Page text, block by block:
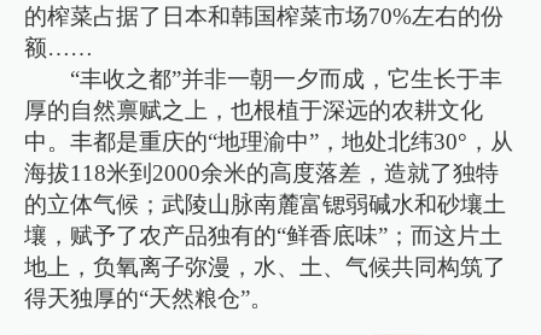
的榨菜占据了日本和韩国榨菜市场70%左右的份
额……
“丰收之都”并非一朝一夕而成，它生长于丰
厚的自然禀赋之上，也根植于深远的农耕文化
中。丰都是重庆的“地理渝中”，地处北纬30°，从
海拔118米到2000余米的高度落差，造就了独特
的立体气候；武陵山脉南麓富锶弱碱水和砂壤土
壤，赋予了农产品独有的“鲜香底味”；而这片土
地上，负氧离子弥漫，水、土、气候共同构筑了
得天独厚的“天然粮仓”。